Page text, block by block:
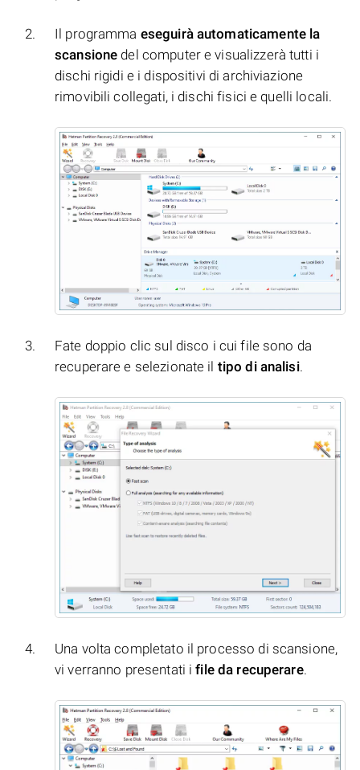
Il programma eseguirà automaticamente la
scansione del computer e visualizzerà tutti i
dischi rigidi e i dispositivi di archiviazione
rimovibili collegati, i dischi fisici e quelli locali.
Fate doppio clic sul disco i cui file sono da
recuperare e selezionate il tipo di analisi.
Una volta completato il processo di scansione,
vi verranno presentati ifile da recuperare.